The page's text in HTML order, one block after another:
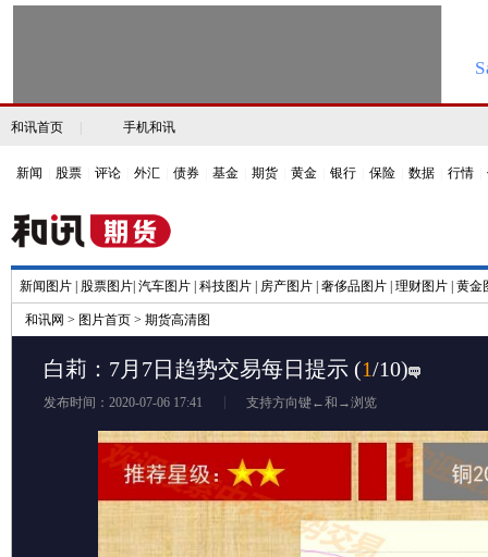
和讯首页 手机和讯
新闻 股票 评论 外汇 债券 基金 期货 黄金 银行 保险 数据 行情
新闻图片 股票图片 汽车图片 科技图片 房产图片 奢侈品图片 理财图片 黄金
和讯网 > 图片首页 > 期货高清图
白莉：7月7日趋势交易每日提示 (1/10)
发布时间：2020-07-06 17:41 支持方向键←和→浏览